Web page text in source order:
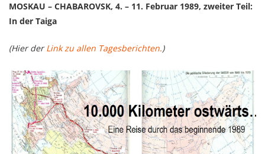
MOSKAU – CHABAROVSK, 4. – 11. Februar 1989, zweiter Teil:
In der Taiga
(Hier derLink zu allen Tagesberichten.)